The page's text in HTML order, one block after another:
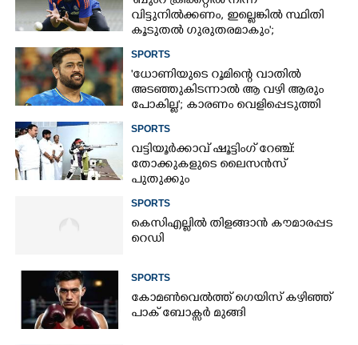
വിട്ടുനിൽക്കണം, ഇല്ലെങ്കിൽ സ്ഥിതി
കൂടുതൽ ഗുരുതരമാകും';
SPORTS
'ധോണിയുടെ റൂമിന്റെ വാതിൽ
അടഞ്ഞുകിടന്നാൽ ആ വഴി ആരും
പോകില്ല'; കാരണം വെളിപ്പെടുത്തി
SPORTS
വട്ടിയൂർക്കാവ് ഷൂട്ടിംഗ് റേഞ്ച്:
തോക്കുകളുടെ ലൈസൻസ്
പുതുക്കും
SPORTS
കെസിഎല്ലിൽ തിളങ്ങാൻ കൗമാരപ്പട
റെഡി
SPORTS
കോമൺവെൽത്ത് ഗെയിസ് കഴിഞ്ഞ്
പാക് ബോക്സർ മുങ്ങി